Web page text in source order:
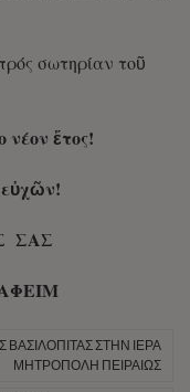
σωτηρίαν τοῦ
ἔτος!
ΣΑΣ
ΣΤΗΝ ΙΕΡΆ
ΜΗΤΡΌΠΟΛΗ ΠΕΙΡΑΙΏΣ